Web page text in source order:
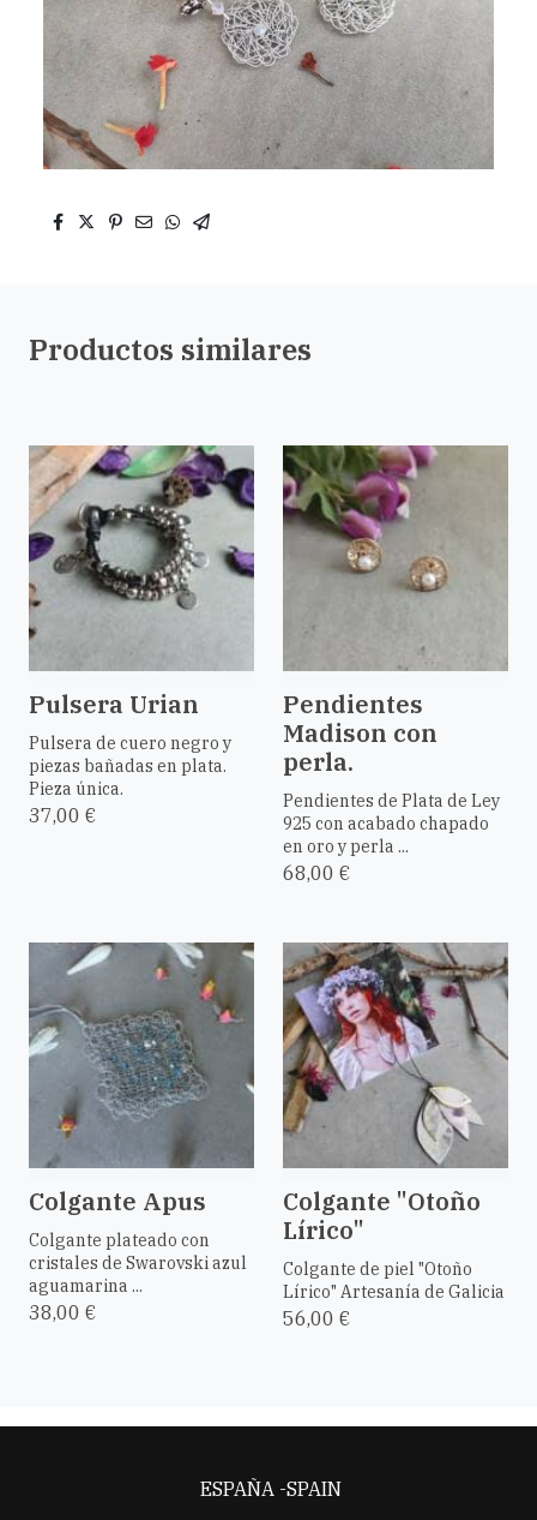
Productos similares
Pulsera Urian
Pulsera de cuero negro y
piezas bañadas en plata.
Pieza única.
37,00 €
Pendientes
Madison con
perla.
Pendientes de Plata de Ley
925 con acabado chapado
en oro y perla ...
68,00 €
Colgante Apus
Colgante plateado con
cristales de Swarovski azul
aguamarina ...
38,00 €
Colgante "Otoño
Lírico"
Colgante de piel "Otoño
Lírico" Artesanía de Galicia
56,00 €
ESPAÑA -SPAIN